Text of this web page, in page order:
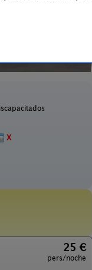
X
25 €
pers/noche